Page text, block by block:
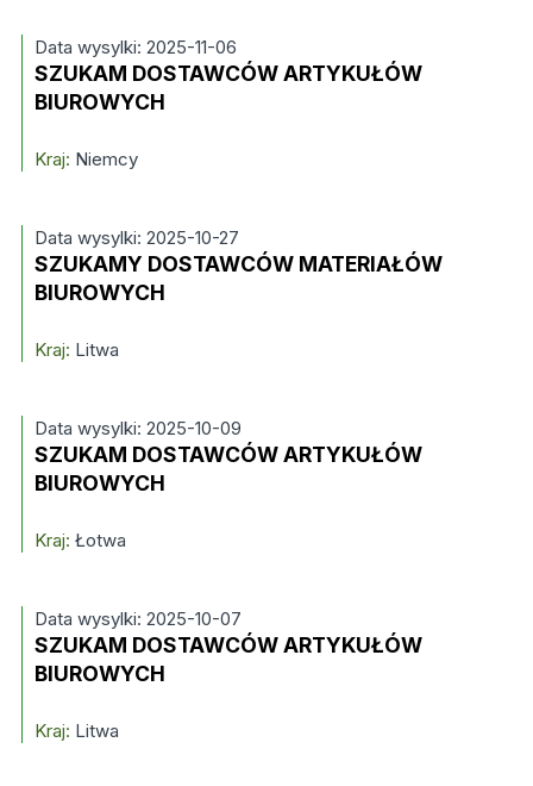
Data wysylki: 2025-11-06
SZUKAM DOSTAWCÓW ARTYKUŁÓW
BIUROWYCH
Kraj: Niemcy
Data wysylki: 2025-10-27
SZUKAMY DOSTAWCÓW MATERIAŁÓW
BIUROWYCH
Kraj: Litwa
Data wysylki: 2025-10-09
SZUKAM DOSTAWCÓW ARTYKUŁÓW
BIUROWYCH
Kraj: Łotwa
Data wysylki: 2025-10-07
SZUKAM DOSTAWCÓW ARTYKUŁÓW
BIUROWYCH
Kraj: Litwa